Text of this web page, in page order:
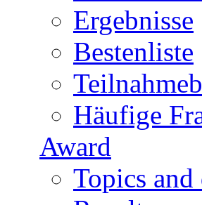
Ergebnisse
Bestenliste
Häufige
Award
Topics and